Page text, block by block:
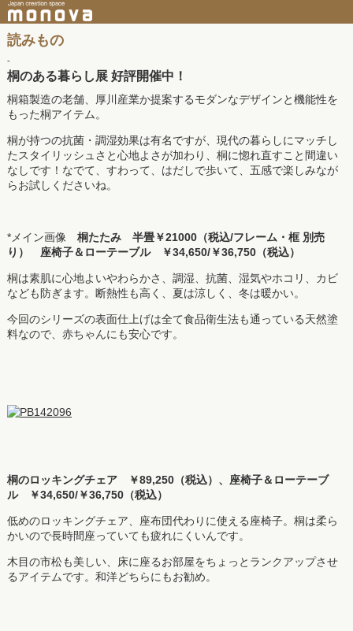
読みもの
-
桐のある暮らし展 好評開催中！
桐箱製造の老舗、厚川産業か提案するモダンなデザインと機能性を
もった桐アイテム。
桐が持つの抗菌・調湿効果は有名ですが、現代の暮らしにマッチし
たスタイリッシュさと心地よさが加わり、桐に惚れ直すこと間違い
なしです！なでて、すわって、はだしで歩いて、五感で楽しみなが
らお試しくださいね。
*メイン画像 桐たたみ 半畳￥21000（税込/フレーム・框 別売
り） 座椅子＆ローテーブル ￥34,650/￥36,750（税込）
桐は素肌に心地よいやわらかさ、調湿、抗菌、湿気やホコリ、カビ
なども防ぎます。断熱性も高く、夏は涼しく、冬は暖かい。
今回のシリーズの表面仕上げは全て食品衛生法も通っている天然塗
料なので、赤ちゃんにも安心です。
桐のロッキングチェア ￥89,250（税込）、座椅子＆ローテーブ
ル ￥34,650/￥36,750（税込）
低めのロッキングチェア、座布団代わりに使える座椅子。桐は柔ら
かいので長時間座っていても疲れにくいんです。
木目の市松も美しい、床に座るお部屋をちょっとランクアップさせ
るアイテムです。和洋どちらにもお勧め。